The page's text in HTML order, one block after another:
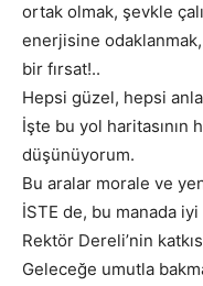
ortak olmak, şevkle
enerjisine
bir fırsat!..
Hepsi güzel, hepsi
İşte bu yol haritasının
düşünüyorum.
Bu aralar morale ve
İSTE de, bu manada
Rektör Dereli’nin
Geleceğe umutla